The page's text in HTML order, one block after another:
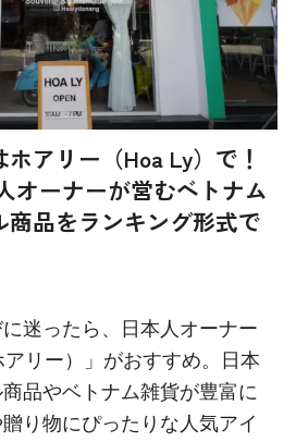
アリー（Hoa Ly）で！
オーナーが営むベトナム
品をランキング形式で
迷ったら、日本人オーナー
リー）」がおすすめ。日本
品やベトナム雑貨が豊富に
り物にぴったりな人気アイ